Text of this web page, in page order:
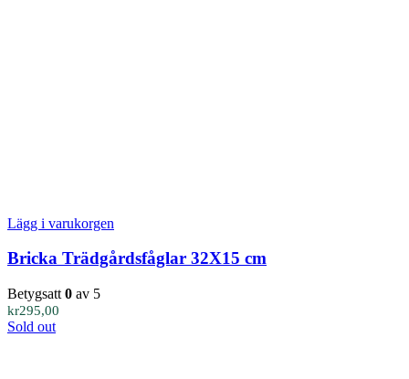
Lägg i varukorgen
Bricka Trädgårdsfåglar 32X15 cm
Betygsatt 0 av 5
kr295,00
Sold out